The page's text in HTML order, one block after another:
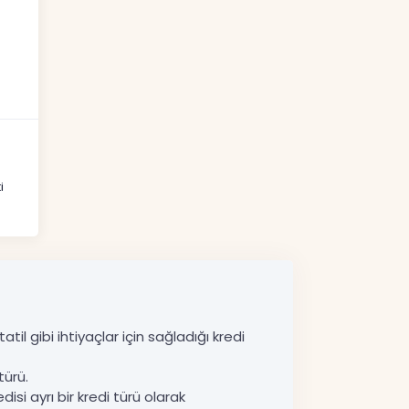
gibi ihtiyaçlar için sağladığı kredi
ayrı bir kredi türü olarak